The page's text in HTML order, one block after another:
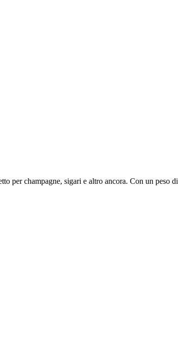
per champagne, sigari e altro ancora. Con un peso di